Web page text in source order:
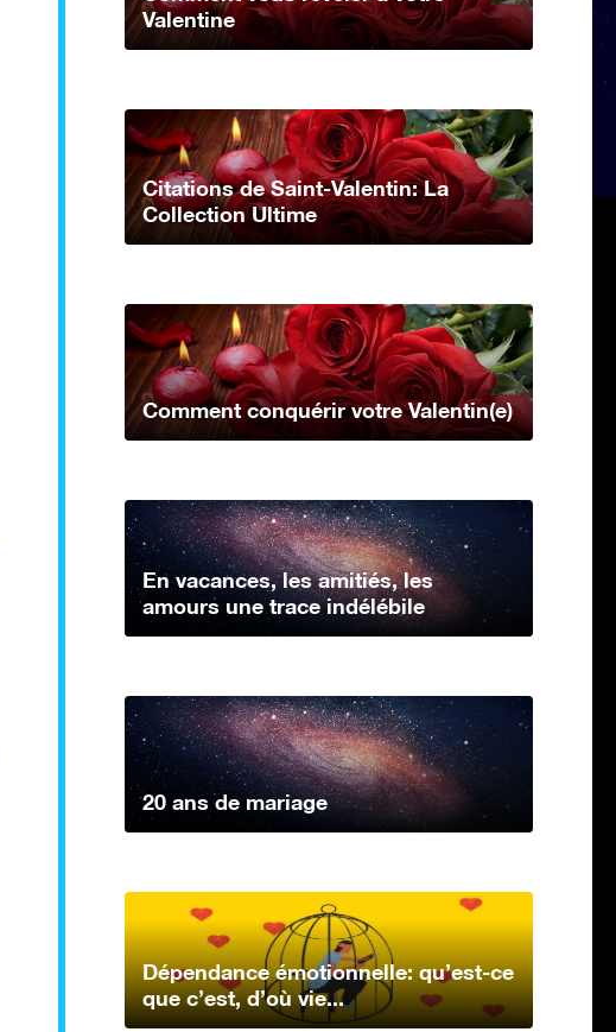
Valentine
Citations de Saint-Valentin: La
Collection Ultime
Comment conquérir votre Valentin(e)
En vacances, les amitiés, les
amours une trace indélébile
20 ans de mariage
Dépendance émotionnelle: qu’est-ce
que c’est, d’où vie...